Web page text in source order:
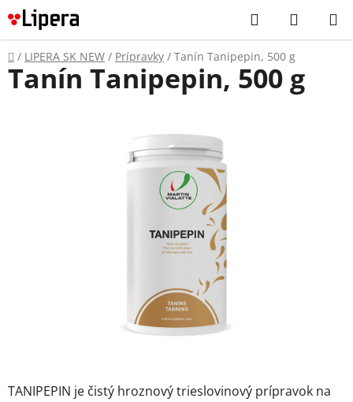
Prejsť
na
obsah
Hľadať
KOŠÍK
Domov
/ LIPERA SK NEW / Prípravky / Tanín Tanipepin, 500 g
TANIPEPIN je čistý hroznový trieslovinový prípravok na
Tanín Tanipepin, 500 g